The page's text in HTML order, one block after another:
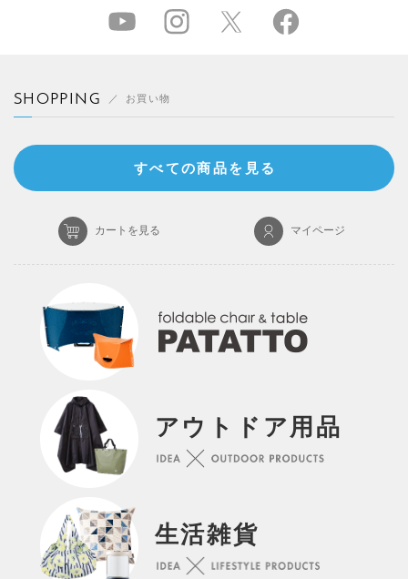
SHOPPING お買い物
すべての商品を見る
カートを見る マイページ
アウトドア用品
生活雑貨